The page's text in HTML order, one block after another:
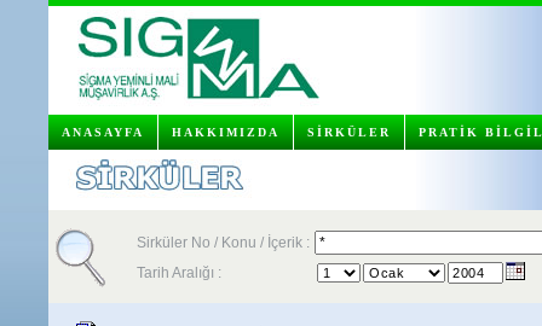
ANASAYFA HAKKIMIZDA SİRKÜLER PRATİK
Sirküler No / Konu / İçerik :
Tarih Aralığı :